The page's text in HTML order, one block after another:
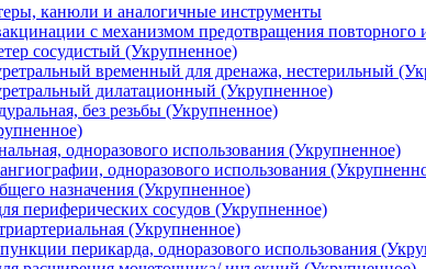
канюли и аналогичные инструменты
с механизмом предотвращения повторного
сосудистый (Укрупненное)
временный для дренажа, нестерильный
дилатационный (Укрупненное)
без резьбы (Укрупненное)
одноразового использования (Укрупненное)
одноразового использования
назначения (Укрупненное)
периферических сосудов (Укрупненное)
(Укрупненное)
перикарда, одноразового использования